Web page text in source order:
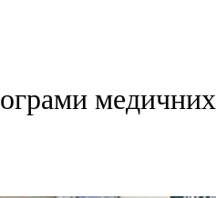
медичних